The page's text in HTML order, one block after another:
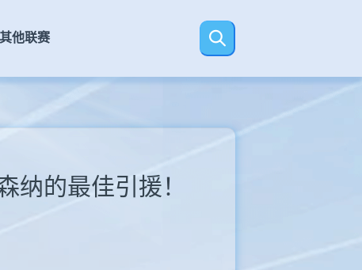
其他联赛
纳的最佳引援！